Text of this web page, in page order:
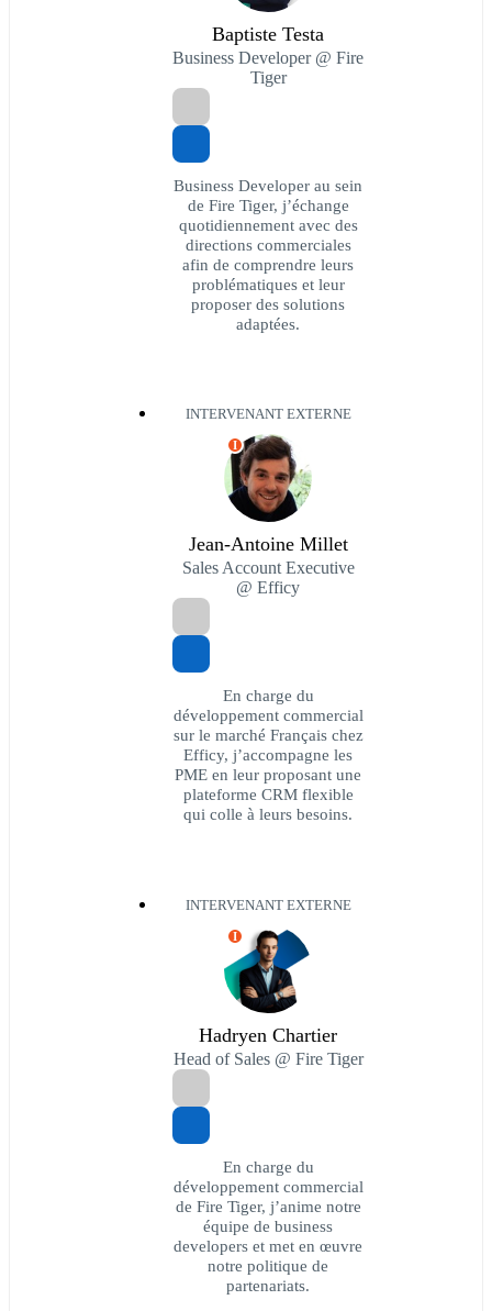
Baptiste Testa
Business Developer @ Fire
Tiger
Business Developer au sein
de Fire Tiger, j’échange
quotidiennement avec des
directions commerciales
afin de comprendre leurs
problématiques et leur
proposer des solutions
adaptées.
INTERVENANT EXTERNE
I
Jean-Antoine Millet
Sales Account Executive
@ Efficy
En charge du
développement commercial
sur le marché Français chez
Efficy, j’accompagne les
PME en leur proposant une
plateforme CRM flexible
qui colle à leurs besoins.
INTERVENANT EXTERNE
I
Hadryen Chartier
Head of Sales @ Fire Tiger
En charge du
développement commercial
de Fire Tiger, j’anime notre
équipe de business
developers et met en œuvre
notre politique de
partenariats.